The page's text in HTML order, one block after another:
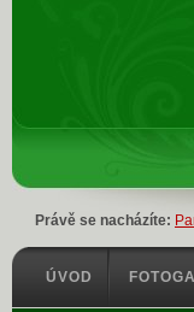
Právě se nacházíte:
ÚVOD